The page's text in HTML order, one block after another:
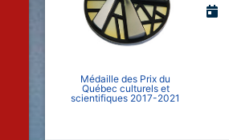
Médaille des Prix du
Québec culturels et
scientifiques 2017-2021